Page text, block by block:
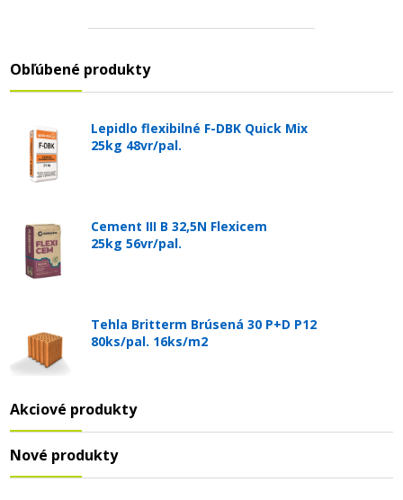
Obľúbené produkty
Lepidlo flexibilné F-DBK Quick Mix
25kg 48vr/pal.
Cement III B 32,5N Flexicem
25kg 56vr/pal.
Tehla Britterm Brúsená 30 P+D P12
80ks/pal. 16ks/m2
Akciové produkty
Nové produkty